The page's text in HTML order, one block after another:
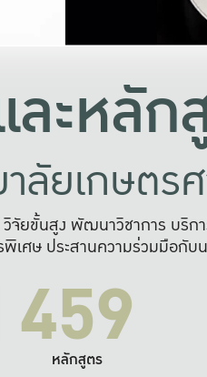
ะหลัก
ลัยเกษตร
จัยขั้นสูง พัฒนาวิชาการ บริก
พิเศษ ประสานความร่วมมือกับ
459
หลักสูตร